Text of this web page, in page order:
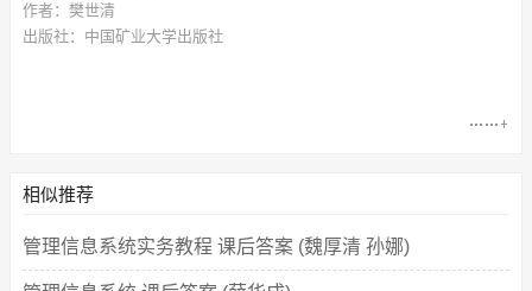
作者：樊世清
出版社：中国矿业大学出版社
相似推荐
管理信息系统实务教程 课后答案 (魏厚清 孙娜)